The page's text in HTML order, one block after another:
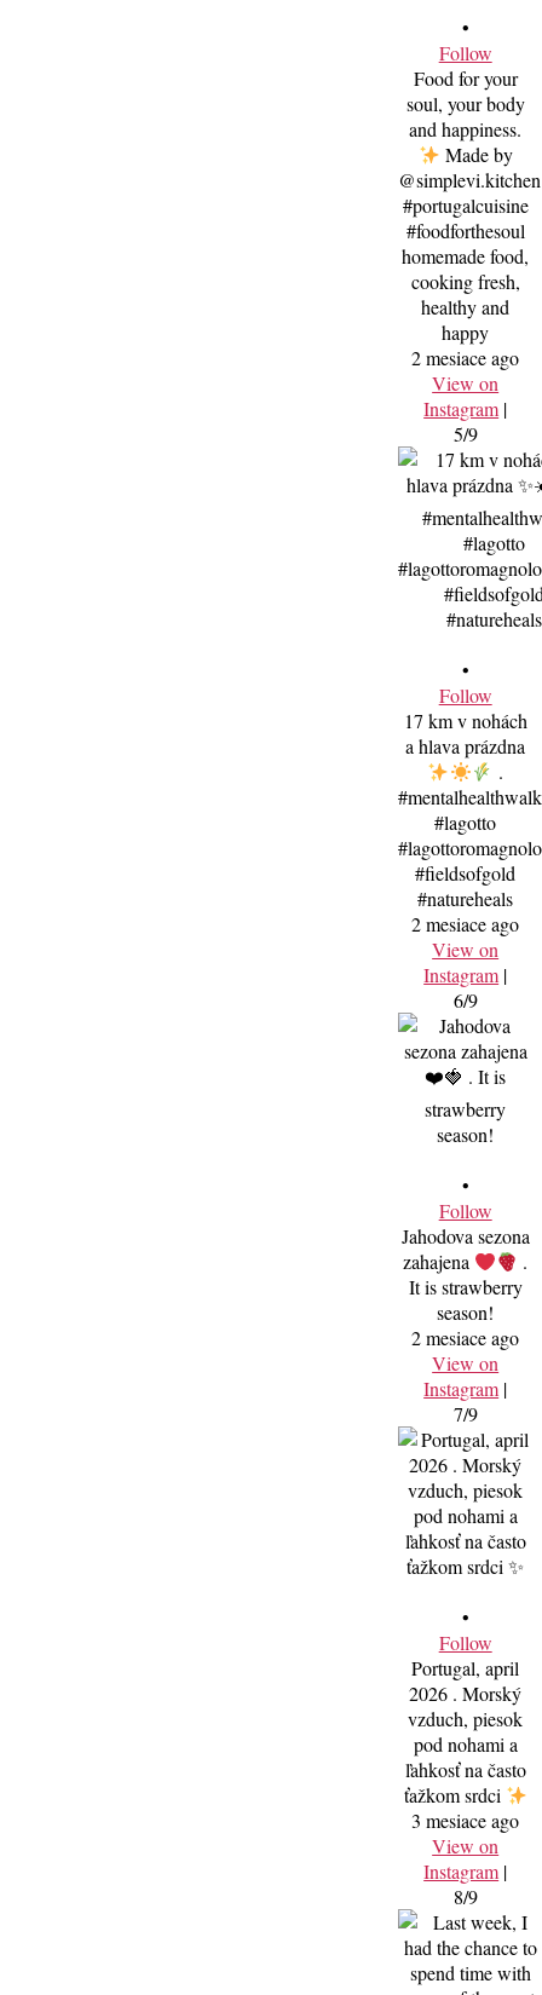
•
Follow
Food for your
soul, your body
and happiness.
Made by
@simplevi.kitchen
#portugalcuisine
#foodforthesoul
homemade food,
cooking fresh,
healthy and
happy
2 mesiace ago
View on
Instagram |
5/9
•
Follow
17 km v nohách
a hlava prázdna
.
#mentalhealthwalk
#lagotto
#fieldsofgold
#natureheals
2 mesiace ago
View on
Instagram |
6/9
•
Follow
Jahodova sezona
zahajena
.
It is strawberry
season!
2 mesiace ago
View on
Instagram |
7/9
•
Follow
Portugal, april
2026 . Morský
vzduch, piesok
pod nohami a
ľahkosť na často
ťažkom srdci
3 mesiace ago
View on
Instagram |
8/9